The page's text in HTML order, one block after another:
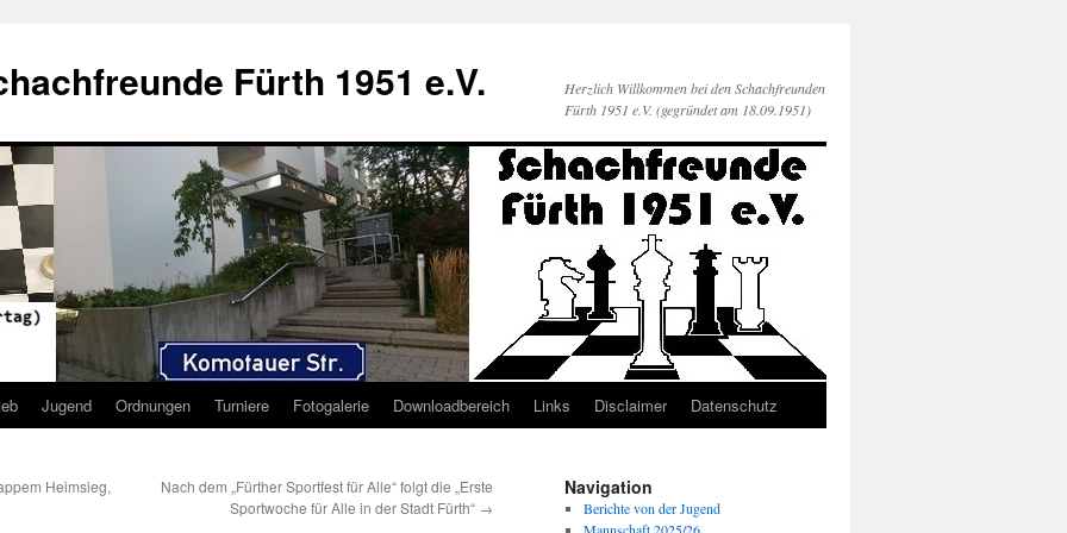
Fürth 1951 e.V.
Herzlich Willkommen bei den Schachfreunden
Fürth 1951 e.V. (gegründet am 18.09.1951)
Jugend Ordnungen Turniere Fotogalerie Downloadbereich Links Disclaimer Datenschutz
Heimsieg,
Nach dem „Fürther Sportfest für Alle“ folgt die „Erste
Sportwoche für Alle in der Stadt Fürth“ →
Navigation
Berichte von der Jugend